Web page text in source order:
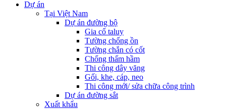
Dự án
Tại Việt Nam
Dự án đường bộ
Gia cố taluy
Tường chống ồn
Tường chắn có cốt
Chống thấm hầm
Thi công dây văng
Gối, khe, cáp, neo
Thi công mới/ sửa chữa công trình
Dự án đường sắt
Xuất khẩu